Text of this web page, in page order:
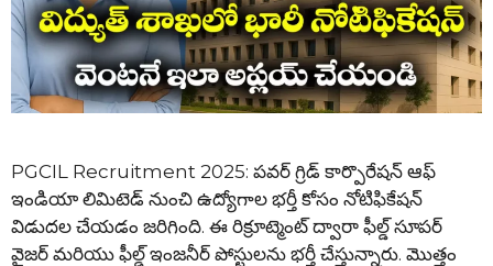
PGCIL Recruitment 2025: పవర్ గ్రిడ్ కార్పొరేషన్ ఆఫ్
ఇండియా లిమిటెడ్ నుంచి ఉద్యోగాల భర్తీ కోసం నోటిఫికేషన్
విడుదల చేయడం జరిగింది. ఈ రిక్రూట్మెంట్ ద్వారా ఫీల్డ్ సూపర్
వైజర్ మరియు ఫీల్డ్ ఇంజనీర్ పోస్టులను భర్తీ చేస్తున్నారు. మొత్తం